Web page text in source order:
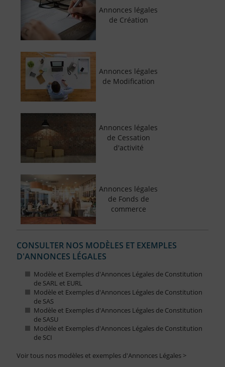
Annonces légales
de Création
Annonces légales
de Modification
Annonces légales
de Cessation
d'activité
Annonces légales
de Fonds de
commerce
CONSULTER NOS MODÈLES ET EXEMPLES
D'ANNONCES LÉGALES
Modèle et Exemples d'Annonces Légales de Constitution
de SARL et EURL
Modèle et Exemples d'Annonces Légales de Constitution
de SAS
Modèle et Exemples d'Annonces Légales de Constitution
de SASU
Modèle et Exemples d'Annonces Légales de Constitution
de SCI
Voir tous nos modèles et exemples d'Annonces Légales >